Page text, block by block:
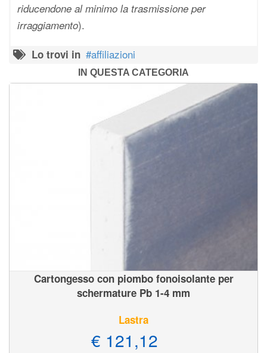
riducendone al minimo la trasmissione per
irraggiamento).
Lo trovi in affiliazioni
IN QUESTA CATEGORIA
Cartongesso con piombo fonoisolante per
schermature Pb 1-4 mm
Lastra
€ 121,12